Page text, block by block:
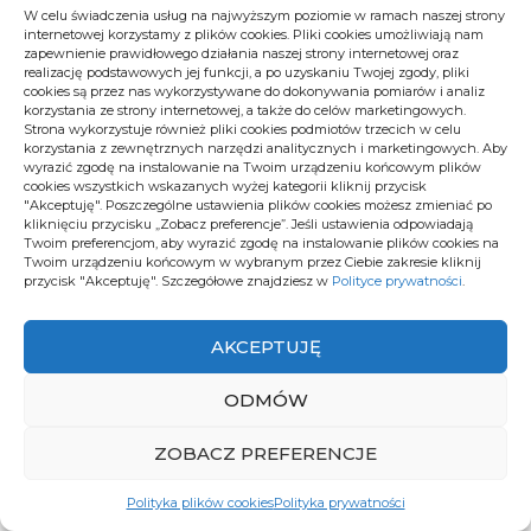
W celu świadczenia usług na najwyższym poziomie w ramach naszej strony
internetowej korzystamy z plików cookies. Pliki cookies umożliwiają nam
zapewnienie prawidłowego działania naszej strony internetowej oraz
realizację podstawowych jej funkcji, a po uzyskaniu Twojej zgody, pliki
cookies są przez nas wykorzystywane do dokonywania pomiarów i analiz
korzystania ze strony internetowej, a także do celów marketingowych.
Strona wykorzystuje również pliki cookies podmiotów trzecich w celu
korzystania z zewnętrznych narzędzi analitycznych i marketingowych. Aby
wyrazić zgodę na instalowanie na Twoim urządzeniu końcowym plików
cookies wszystkich wskazanych wyżej kategorii kliknij przycisk
"Akceptuję". Poszczególne ustawienia plików cookies możesz zmieniać po
kliknięciu przycisku „Zobacz preferencje”. Jeśli ustawienia odpowiadają
Twoim preferencjom, aby wyrazić zgodę na instalowanie plików cookies na
Twoim urządzeniu końcowym w wybranym przez Ciebie zakresie kliknij
przycisk "Akceptuję". Szczegółowe znajdziesz w Polityce prywatności.
AKCEPTUJĘ
ODMÓW
ZOBACZ PREFERENCJE
Polityka plików cookiesPolityka prywatności
Jakie lokalizacje cieszą się największym
zainteresowaniem?
Warszawa Praga-Południe czy Gdańsk Brzeźno
wyróżniają się wysoką podażąapartamentów do
wynajęcia z tarasem. Z kolei w Krakowie modne
stają się inwestycje ztarasami na dachu, nierzadko
wyłącznie dla mieszkańców najwyższego piętra.
Mazury i okolice jezior przyciągają rodziny oraz
z wydzieloną, zadaszoną strefą relaksu. Warto śledzić
nowe projekty, bo oferta staje się coraz bardziej
różnorodna, a apartament z tarasem nie jest już
cena zatarasów (%)typy tarasu
Cyfral Smart 5P, ale nie wiesz jak się za to zabrać? Nie
martw się – jesteś we właściwym miejscu! W
krok tej zadziwiająco prostej i satysfakcjonującej
jakie narzędzia będą Ci potrzebne, jak podłączyć